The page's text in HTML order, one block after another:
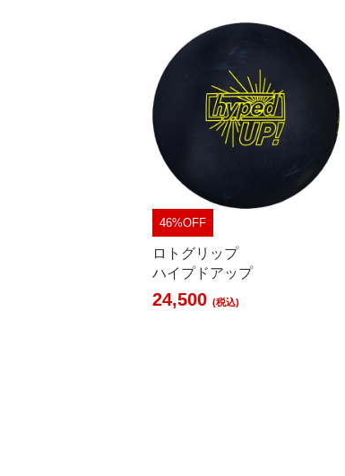
46%OFF
ロトグリップ
ハイプドアップ
24,500 (税込)